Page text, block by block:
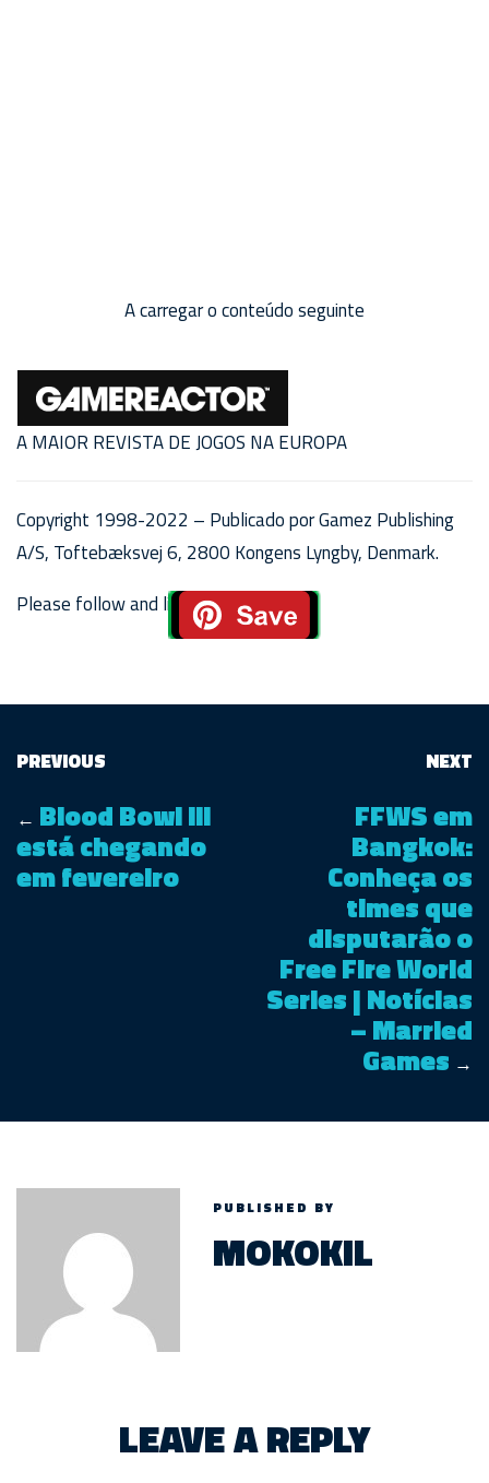
A carregar o conteúdo seguinte
A MAIOR REVISTA DE JOGOS NA EUROPA
Copyright 1998-2022 – Publicado por Gamez Publishing
A/S, Toftebæksvej 6, 2800 Kongens Lyngby, Denmark.
Please follow and like us:
PREVIOUS
← Blood Bowl III
está chegando
em fevereiro
NEXT
FFWS em
Bangkok:
Conheça os
times que
disputarão o
Free Fire World
Series | Notícias
– Married
Games →
PUBLISHED BY
MOKOKIL
LEAVE A REPLY